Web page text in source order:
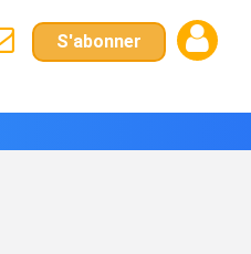
S'abonner